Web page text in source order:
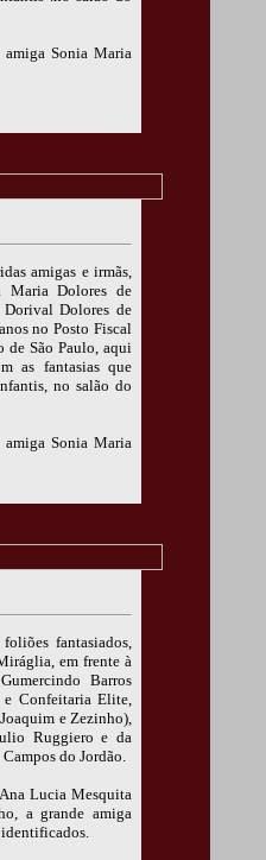
Sonia Maria
amigas e irmãs,
Maria Dolores de
Dolores de
no Posto Fiscal
de São Paulo, aqui
as fantasias que
no salão do
Sonia Maria
fantasiados,
em frente à
Barros
e Confeitaria Elite,
e Zezinho),
Ruggiero e da
do Jordão.
Lucia Mesquita
a grande amiga